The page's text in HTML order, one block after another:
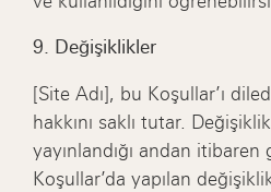
9. Değişiklikler
[Site Adı], bu Koşullar’ı
hakkını saklı tutar.
yayınlandığı andan itibaren
Koşullar’da yapılan